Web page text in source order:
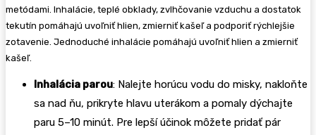
metódami. Inhalácie, teplé obklady, zvlhčovanie vzduchu a dostatok
tekutín pomáhajú uvoľniť hlien, zmierniť kašeľ a podporiť rýchlejšie
zotavenie. Jednoduché inhalácie pomáhajú uvoľniť hlien a zmierniť
kašeľ.
Inhalácia parou: Nalejte horúcu vodu do misky, nakloňte
sa nad ňu, prikryte hlavu uterákom a pomaly dýchajte
paru 5–10 minút. Pre lepší účinok môžete pridať pár